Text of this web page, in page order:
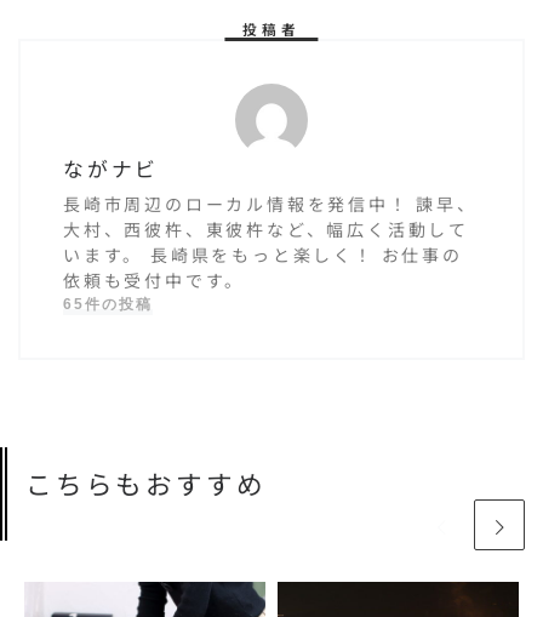
投稿者
ながナビ
長崎市周辺のローカル情報を発信中！ 諫早、
大村、西彼杵、東彼杵など、幅広く活動して
います。 長崎県をもっと楽しく！ お仕事の
依頼も受付中です。
65件の投稿
こちらもおすすめ